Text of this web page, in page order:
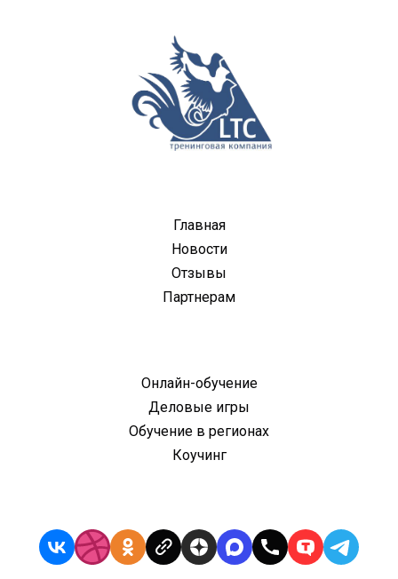
Главная
Новости
Отзывы
Партнерам
Онлайн-обучение
Деловые игры
Обучение в регионах
Коучинг